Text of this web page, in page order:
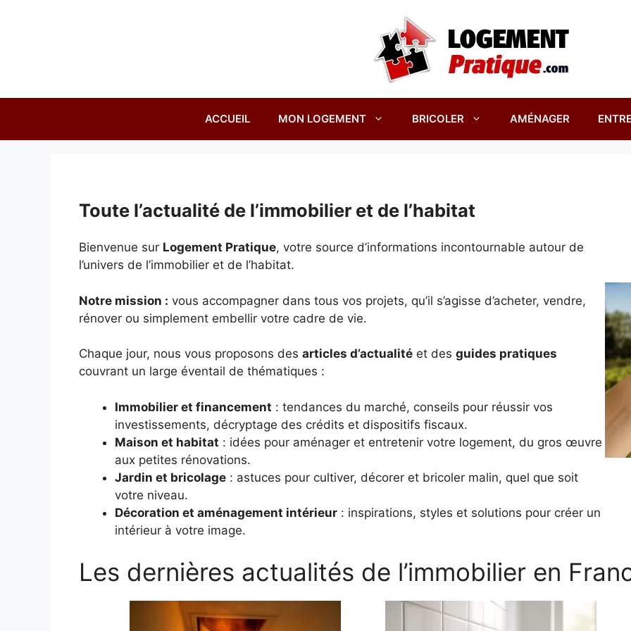
ACCUEIL MON LOGEMENT BRICOLER AMÉNAGER
Toute l’actualité de l’immobilier et de l’habitat
Bienvenue sur Logement Pratique, votre source d’informations incontournable autour de
l’univers de l’immobilier et de l’habitat.
Notre mission : vous accompagner dans tous vos projets, qu’il s’agisse d’acheter, vendre,
rénover ou simplement embellir votre cadre de vie.
Chaque jour, nous vous proposons des articles d’actualité et des guides pratiques
couvrant un large éventail de thématiques :
Immobilier et financement : tendances du marché, conseils pour réussir vos
investissements, décryptage des crédits et dispositifs fiscaux.
Maison et habitat : idées pour aménager et entretenir votre logement, du gros œuvre
aux petites rénovations.
Jardin et bricolage : astuces pour cultiver, décorer et bricoler malin, quel que soit
votre niveau.
Décoration et aménagement intérieur : inspirations, styles et solutions pour créer un
intérieur à votre image.
Les dernières actualités de l’immobilier en